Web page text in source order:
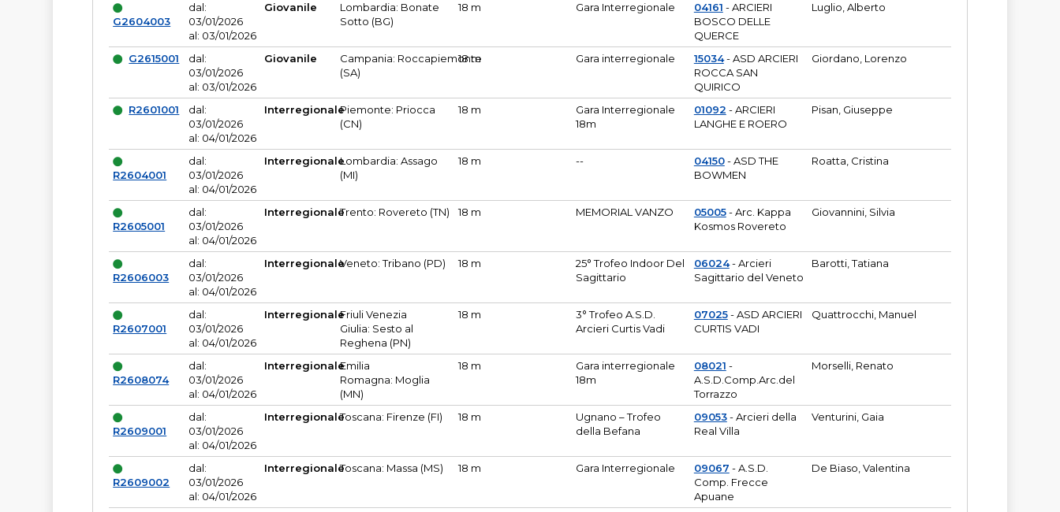
G2604003
dal:
03/01/2026
al: 03/01/2026
Giovanile
Lombardia: Bonate
Sotto (BG)
18 m Gara Interregionale 04161 - ARCIERI
BOSCO DELLE
QUERCE
Luglio, Alberto
G2615001
dal:
03/01/2026
al: 03/01/2026
Giovanile
Campania: Roccapiemonte
(SA)
18 m Gara interregionale 15034- ASD ARCIERI
ROCCA SAN
QUIRICO
Giordano, Lorenzo
R2601001
dal:
03/01/2026
al: 04/01/2026
InterregionalePiemonte: Priocca
(CN)
18 m
Gara Interregionale
18m
01092 - ARCIERI
LANGHE E ROERO
Pisan, Giuseppe
R2604001
dal:
03/01/2026
al: 04/01/2026
InterregionaleLombardia: Assago
(MI)
18 m -- 04150- ASD THE
BOWMEN
Roatta, Cristina
R2605001
dal:
03/01/2026
al: 04/01/2026
InterregionaleTrento: Rovereto (TN) 18 m MEMORIAL VANZO 05005- Arc. Kappa
Kosmos Rovereto
Giovannini, Silvia
R2606003
dal:
03/01/2026
al: 04/01/2026
InterregionaleVeneto: Tribano (PD) 18 m
25° Trofeo Indoor Del
Sagittario
06024- Arcieri
Sagittario del Veneto
Barotti, Tatiana
R2607001
dal:
03/01/2026
al: 04/01/2026
InterregionaleFriuli Venezia
Giulia: Sesto al
Reghena (PN)
18 m
3° Trofeo A.S.D.
Arcieri Curtis Vadi
07025- ASD ARCIERI
CURTIS VADI
Quattrocchi, Manuel
R2608074
dal:
03/01/2026
al: 04/01/2026
InterregionaleEmilia
Romagna: Moglia
(MN)
18 m
Gara interregionale
18m
08021 -
A.S.D.Comp.Arc.del
Torrazzo
Morselli, Renato
R2609001
dal:
03/01/2026
al: 04/01/2026
InterregionaleToscana: Firenze (FI) 18 m
Ugnano – Trofeo
della Befana
09053- Arcieri della
Real Villa
Venturini, Gaia
R2609002
dal:
03/01/2026
al: 04/01/2026
InterregionaleToscana: Massa (MS) 18 m Gara Interregionale 09067 - A.S.D.
Comp. Frecce
Apuane
De Biaso, Valentina